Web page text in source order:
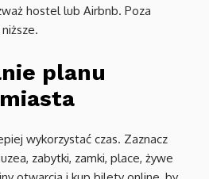
hostel lub Airbnb. Poza
planu
wykorzystać czas. Zaznacz
zabytki, zamki, place, żywe